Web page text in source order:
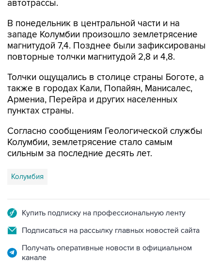
автотрассы.
В понедельник в центральной части и на
западе Колумбии произошло землетрясение
магнитудой 7,4. Позднее были зафиксированы
повторные толчки магнитудой 2,8 и 4,8.
Толчки ощущались в столице страны Боготе, а
также в городах Кали, Попайян, Манисалес,
Армениа, Перейра и других населенных
пунктах страны.
Согласно сообщениям Геологической службы
Колумбии, землетрясение стало самым
сильным за последние десять лет.
Колумбия
Купить подписку на профессиональную ленту
Подписаться на рассылку главных новостей сайта
Получать оперативные новости в официальном
канале